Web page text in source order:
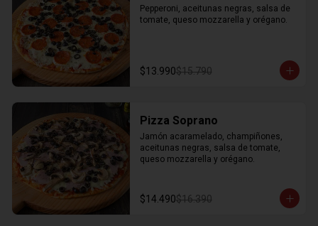
Pepperoni, aceitunas negras, salsa de
tomate, queso mozzarella y orégano.
$13.990$15.790
Pizza Soprano
Jamón acaramelado, champiñones,
aceitunas negras, salsa de tomate,
queso mozzarella y orégano.
$14.490$16.390